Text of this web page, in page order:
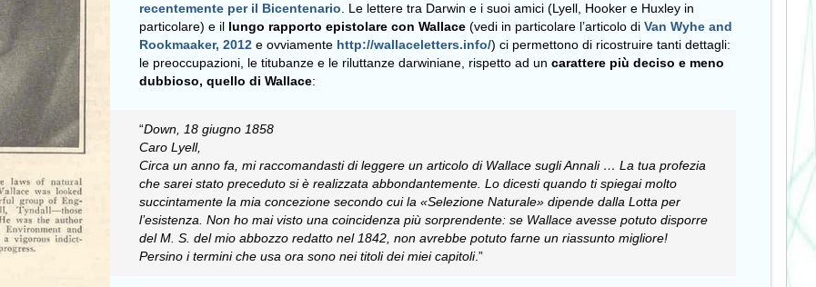
recentemente per il Bicentenario . Le lettere tra Darwin e i suoi amici (Lyell, Hooker e Huxley in
particolare) e il lungo rapporto epistolare con Wallace (vedi in particolare l’articolo diVan Wyhe and
Rookmaaker, 2012 e ovviamente http://wallaceletters.info/) ci permettono di ricostruire tanti dettagli:
le preoccupazioni, le titubanze e le riluttanze darwiniane, rispetto ad uncarattere più deciso e meno
dubbioso, quello di Wallace:
“Down, 18 giugno 1858
Caro Lyell,
Circa un anno fa, mi raccomandasti di leggere un articolo di Wallace sugli Annali … La tua profezia
che sarei stato preceduto si è realizzata abbondantemente.Lo dicesti quando ti spiegai molto
succintamente la mia concezione secondo cui la «Selezione Naturale» dipende dalla Lotta per
l’esistenza.Non ho mai visto una coincidenza più sorprendente: se Wallace avesse potuto disporre
del M. S. del mio abbozzo redatto nel 1842, non avrebbe potuto farne un riassunto migliore!
Persino i termini che usa ora sono nei titoli dei miei capitoli.”